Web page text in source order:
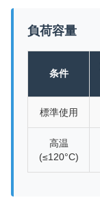
負荷容量
条件
標準使用
高温
(≤120°C)